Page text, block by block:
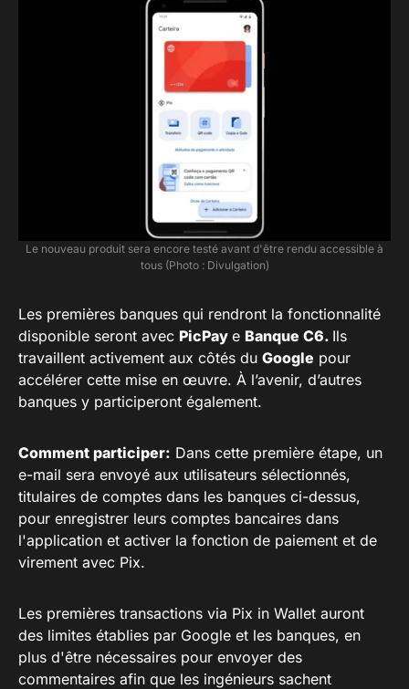
Le nouveau produit sera encore testé avant d'être rendu accessible à
tous (Photo : Divulgation)
Les premières banques qui rendront la fonctionnalité
disponible seront avec PicPay e Banque C6. Ils
travaillent activement aux côtés du Google pour
accélérer cette mise en œuvre. À l’avenir, d’autres
banques y participeront également.
Comment participer: Dans cette première étape, un
e-mail sera envoyé aux utilisateurs sélectionnés,
titulaires de comptes dans les banques ci-dessus,
pour enregistrer leurs comptes bancaires dans
l'application et activer la fonction de paiement et de
virement avec Pix.
Les premières transactions via Pix in Wallet auront
des limites établies par Google et les banques, en
plus d'être nécessaires pour envoyer des
commentaires afin que les ingénieurs sachent